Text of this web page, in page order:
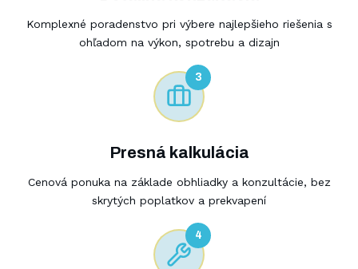
Komplexné poradenstvo pri výbere najlepšieho riešenia s
ohľadom na výkon, spotrebu a dizajn
3
Presná kalkulácia
Cenová ponuka na základe obhliadky a konzultácie, bez
skrytých poplatkov a prekvapení
4